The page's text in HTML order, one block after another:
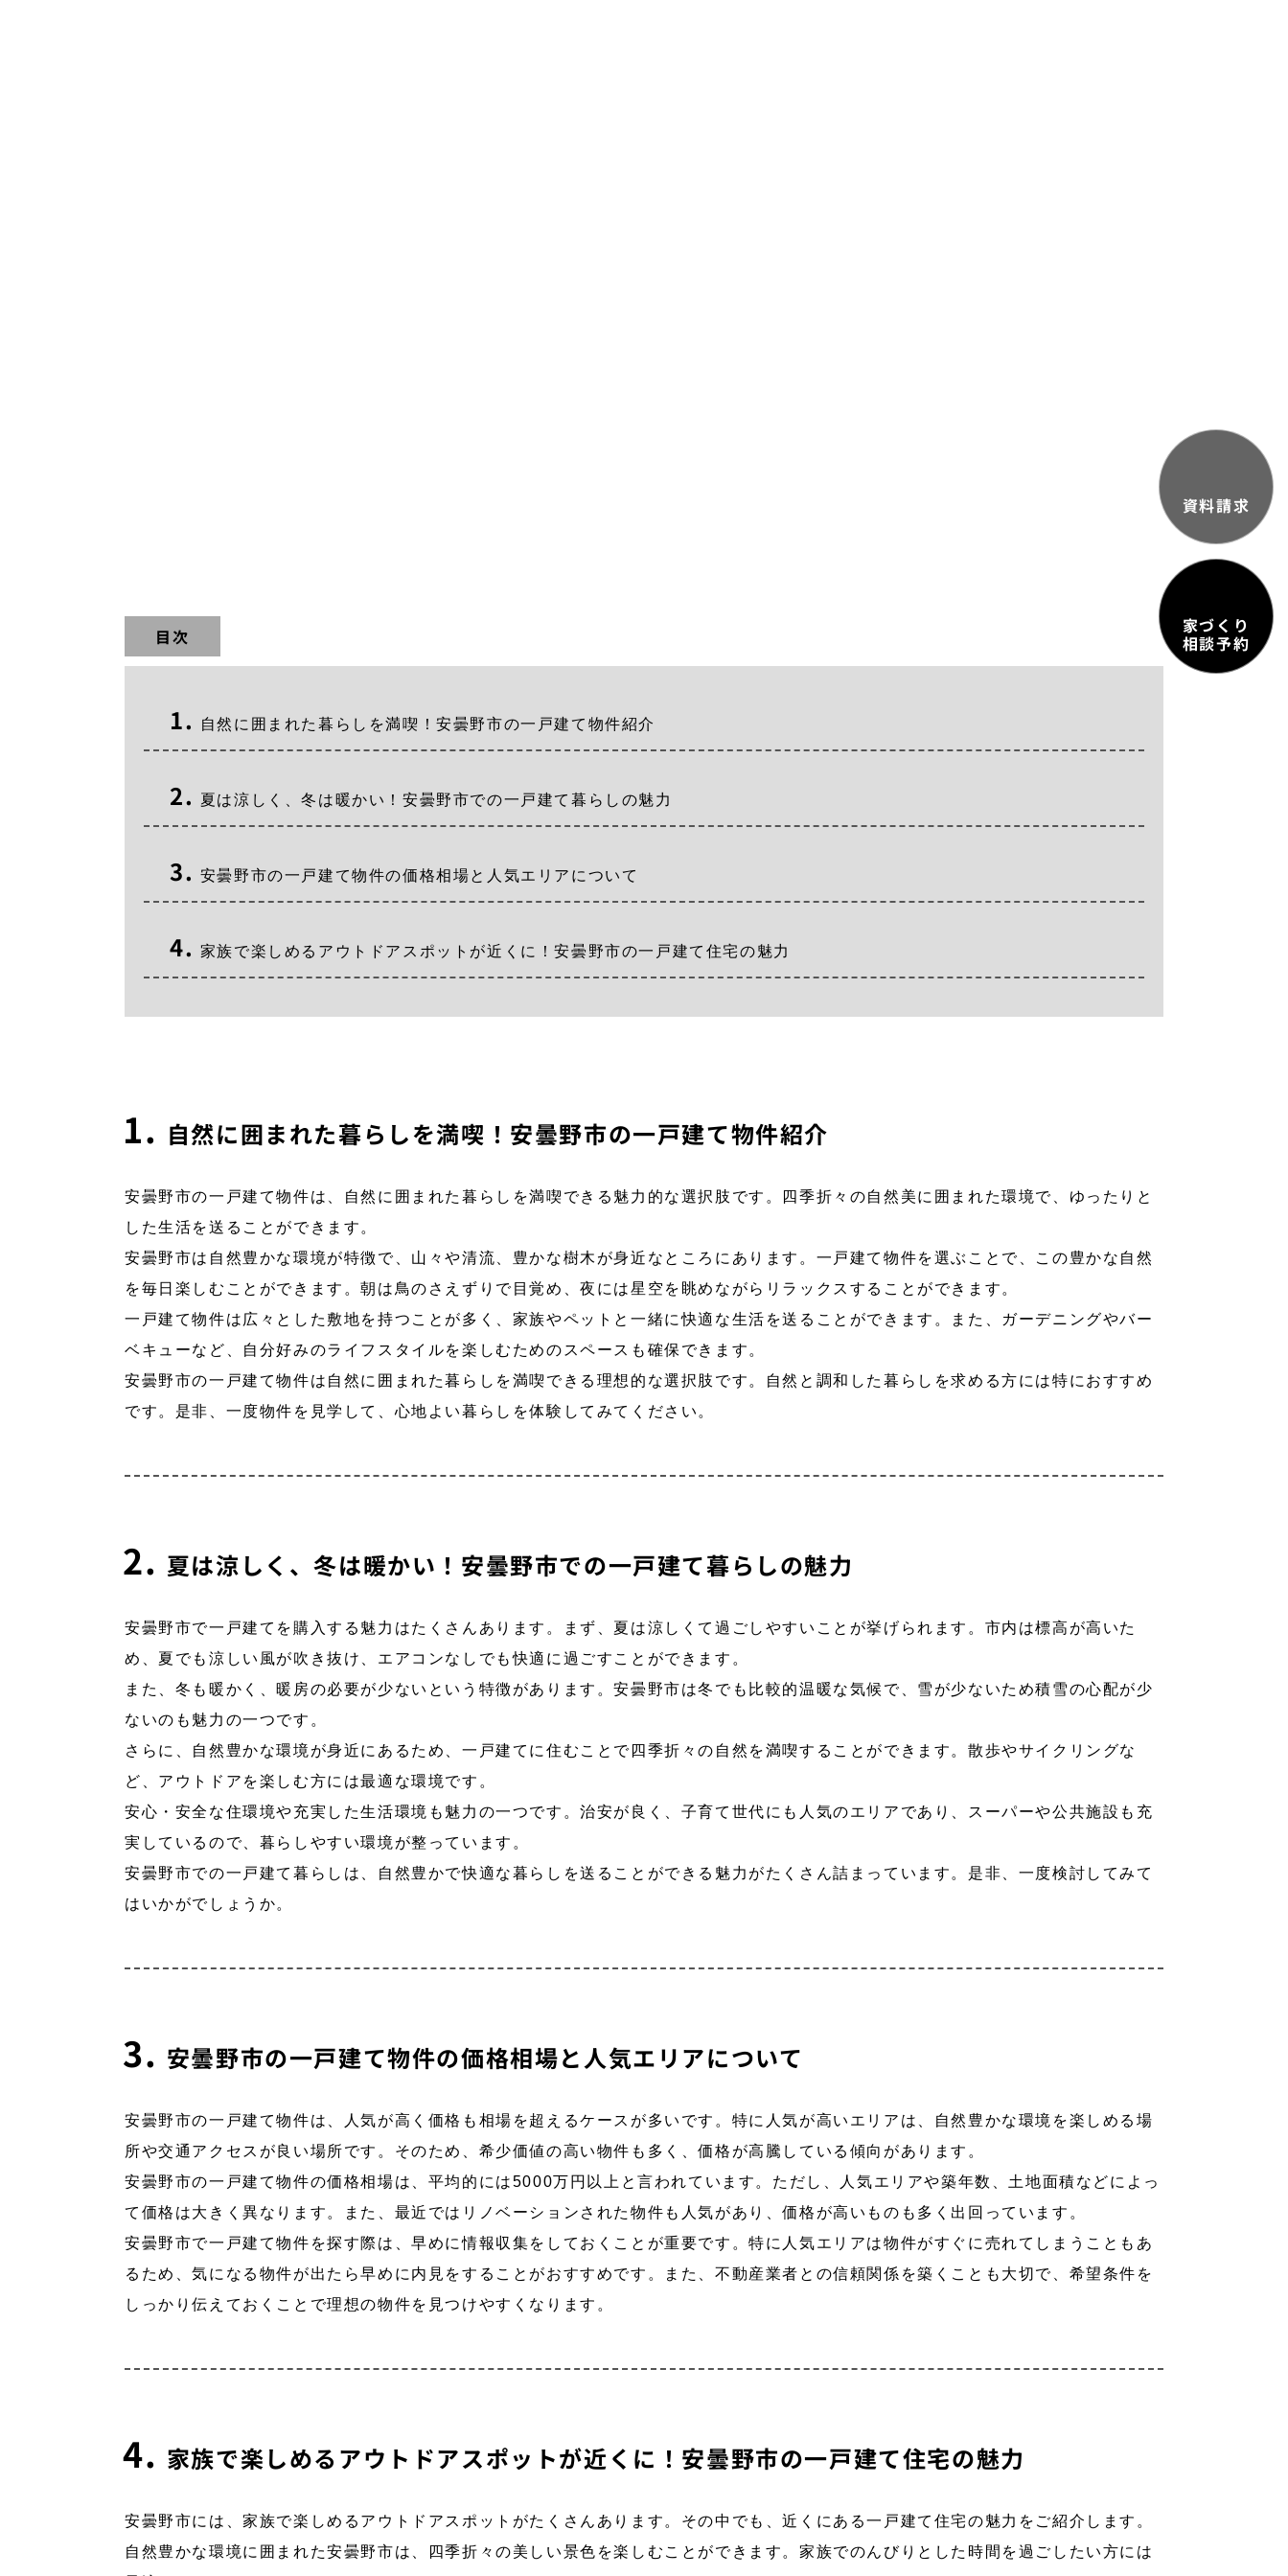
目次
自然に囲まれた暮らしを満喫！安曇野市の一戸建て物件紹介
夏は涼しく、冬は暖かい！安曇野市での一戸建て暮らしの魅力
安曇野市の一戸建て物件の価格相場と人気エリアについて
家族で楽しめるアウトドアスポットが近くに！安曇野市の一戸建て住宅の魅力
自然に囲まれた暮らしを満喫！安曇野市の一戸建て物件紹介
安曇野市の一戸建て物件は、自然に囲まれた暮らしを満喫できる魅力的な選択肢です。四季折々の自然美に囲まれた環境で、ゆったりと
した生活を送ることができます。
安曇野市は自然豊かな環境が特徴で、山々や清流、豊かな樹木が身近なところにあります。一戸建て物件を選ぶことで、この豊かな自然
を毎日楽しむことができます。朝は鳥のさえずりで目覚め、夜には星空を眺めながらリラックスすることができます。
一戸建て物件は広々とした敷地を持つことが多く、家族やペットと一緒に快適な生活を送ることができます。また、ガーデニングやバー
ベキューなど、自分好みのライフスタイルを楽しむためのスペースも確保できます。
安曇野市の一戸建て物件は自然に囲まれた暮らしを満喫できる理想的な選択肢です。自然と調和した暮らしを求める方には特におすすめ
です。是非、一度物件を見学して、心地よい暮らしを体験してみてください。
夏は涼しく、冬は暖かい！安曇野市での一戸建て暮らしの魅力
安曇野市で一戸建てを購入する魅力はたくさんあります。まず、夏は涼しくて過ごしやすいことが挙げられます。市内は標高が高いた
め、夏でも涼しい風が吹き抜け、エアコンなしでも快適に過ごすことができます。
また、冬も暖かく、暖房の必要が少ないという特徴があります。安曇野市は冬でも比較的温暖な気候で、雪が少ないため積雪の心配が少
ないのも魅力の一つです。
さらに、自然豊かな環境が身近にあるため、一戸建てに住むことで四季折々の自然を満喫することができます。散歩やサイクリングな
ど、アウトドアを楽しむ方には最適な環境です。
安心・安全な住環境や充実した生活環境も魅力の一つです。治安が良く、子育て世代にも人気のエリアであり、スーパーや公共施設も充
実しているので、暮らしやすい環境が整っています。
安曇野市での一戸建て暮らしは、自然豊かで快適な暮らしを送ることができる魅力がたくさん詰まっています。是非、一度検討してみて
はいかがでしょうか。
安曇野市の一戸建て物件の価格相場と人気エリアについて
安曇野市の一戸建て物件は、人気が高く価格も相場を超えるケースが多いです。特に人気が高いエリアは、自然豊かな環境を楽しめる場
所や交通アクセスが良い場所です。そのため、希少価値の高い物件も多く、価格が高騰している傾向があります。
安曇野市の一戸建て物件の価格相場は、平均的には5000万円以上と言われています。ただし、人気エリアや築年数、土地面積などによっ
て価格は大きく異なります。また、最近ではリノベーションされた物件も人気があり、価格が高いものも多く出回っています。
安曇野市で一戸建て物件を探す際は、早めに情報収集をしておくことが重要です。特に人気エリアは物件がすぐに売れてしまうこともあ
るため、気になる物件が出たら早めに内見をすることがおすすめです。また、不動産業者との信頼関係を築くことも大切で、希望条件を
しっかり伝えておくことで理想の物件を見つけやすくなります。
家族で楽しめるアウトドアスポットが近くに！安曇野市の一戸建て住宅の魅力
安曇野市には、家族で楽しめるアウトドアスポットがたくさんあります。その中でも、近くにある一戸建て住宅の魅力をご紹介します。
自然豊かな環境に囲まれた安曇野市は、四季折々の美しい景色を楽しむことができます。家族でのんびりとした時間を過ごしたい方には
資料請求
家づくり
相談予約